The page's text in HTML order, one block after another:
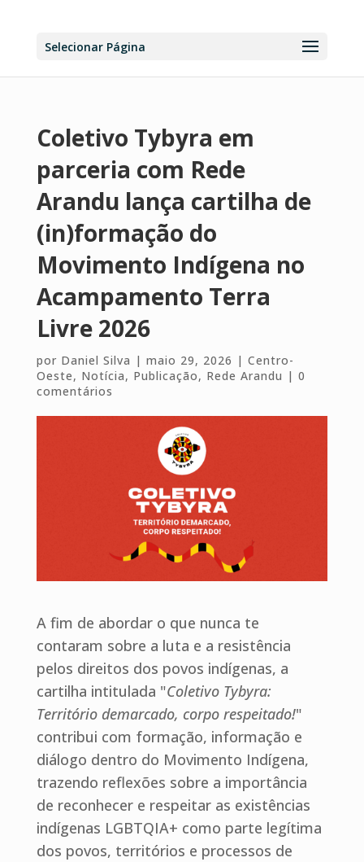
Selecionar Página
Coletivo Tybyra em
parceria com Rede
Arandu lança cartilha de
(in)formação do
Movimento Indígena no
Acampamento Terra
Livre 2026
por Daniel Silva | maio 29, 2026 | Centro-
Oeste, Notícia, Publicação, Rede Arandu | 0
comentários
A fim de abordar o que nunca te
contaram sobre a luta e a resistência
pelos direitos dos povos indígenas, a
cartilha intitulada "Coletivo Tybyra:
Território demarcado, corpo respeitado!"
contribui com formação, informação e
diálogo dentro do Movimento Indígena,
trazendo reflexões sobre a importância
de reconhecer e respeitar as existências
indígenas LGBTQIA+ como parte legítima
dos povos, territórios e processos de